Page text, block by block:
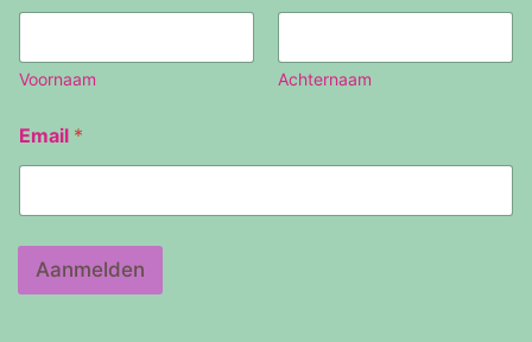
Voornaam Achternaam
m
a
l
a
m
Email *
Aanmelden